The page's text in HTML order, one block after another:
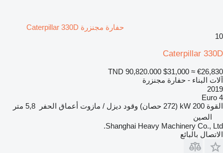
حفارة مجنزرة Caterpillar 330D
10
Caterpillar 330D
TND 90,820.000 $31,000 ≈ €26,830
آلات البناء - حفارة مجنزرة
2019
Euro 4
القوة 200 kW (272 حصان) وقود ديزل / مازوت أعماق الحفر
5,8 متر
الصين
Shanghai Heavy Machinery Co., Ltd.
الاتصال بالبائع